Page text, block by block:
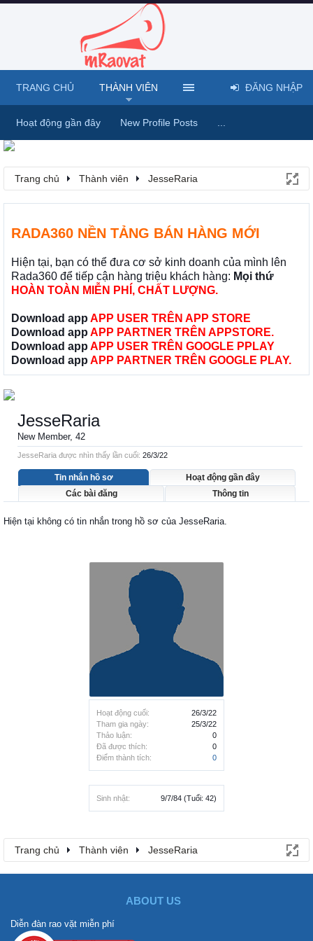
Trang chủ Thành viên JesseRaria
RADA360 NỀN TẢNG BÁN HÀNG MỚI
Hiện tại, bạn có thể đưa cơ sở kinh doanh của mình lên
Rada360 để tiếp cận hàng triệu khách hàng: Mọi thứ
HOÀN TOÀN MIỄN PHÍ, CHẤT LƯỢNG.
Download app APP USER TRÊN APP STORE
Download app APP PARTNER TRÊN APPSTORE.
Download app APP USER TRÊN GOOGLE PPLAY
Download app APP PARTNER TRÊN GOOGLE PLAY.
Hoạt động cuối:
26/3/22
Tham gia ngày:
25/3/22
Thảo luận:
0
Đã được thích:
0
Điểm thành tích:
0
Sinh nhật: 9/7/84 (Tuổi: 42)
JesseRaria
New Member, 42
JesseRaria được nhìn thấy lần cuối: 26/3/22
Tin nhắn hồ sơ
Hoạt động gần đây
Các bài đăng
Thông tin
Hiện tại không có tin nhắn trong hồ sơ của JesseRaria.
Trang chủ Thành viên JesseRaria
TRANG CHỦ THÀNH VIÊN
Hoạt động gần đây New Profile Posts
ĐĂNG NHẬP
ABOUT US
Diễn đàn rao vặt miễn phí